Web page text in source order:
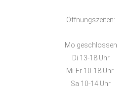
Öffnungszeiten:
Mo geschlossen
Di 13-18 Uhr
Mi-Fr 10-18 Uhr
Sa 10-14 Uhr